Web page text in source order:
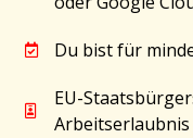
Du bist für
EU-